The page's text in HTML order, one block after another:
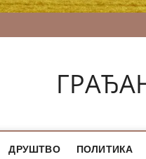
ДРУШТВО ПОЛИТИКА